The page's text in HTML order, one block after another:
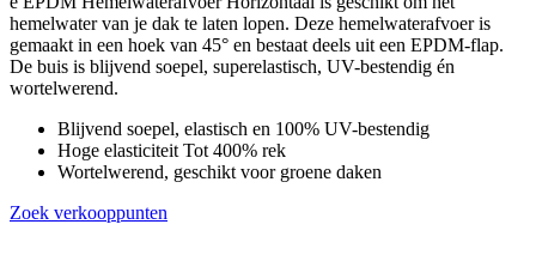
hemelwater van je dak te laten lopen. Deze hemelwaterafvoer is
gemaakt in een hoek van 45° en bestaat deels uit een EPDM-flap.
De buis is blijvend soepel, superelastisch, UV-bestendig én
wortelwerend.
Blijvend soepel, elastisch en 100% UV-bestendig
Hoge elasticiteit Tot 400% rek
Wortelwerend, geschikt voor groene daken
Zoek verkooppunten